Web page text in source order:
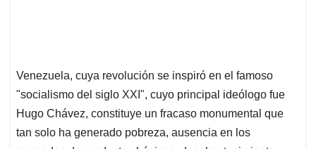
Venezuela, cuya revolución se inspiró en el famoso
"socialismo del siglo XXI", cuyo principal ideólogo fue
Hugo Chávez, constituye un fracaso monumental que
tan solo ha generado pobreza, ausencia en los